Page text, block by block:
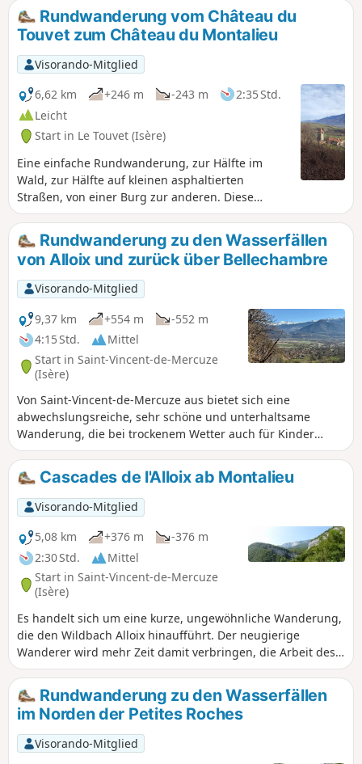
sehen ist.
Sombardier.
Rundwanderung vom Château du
Touvet zum Château du Montalieu
Visorando-Mitglied
6,62 km
+246 m -243 m
2:35 Std.
Leicht
Start in Le Touvet (Isère)
Eine einfache Rundwanderung, zur Hälfte im
Wald, zur Hälfte auf kleinen asphaltierten
Straßen, von einer Burg zur anderen. Diese
Rundwanderung lässt sich mit einer weiteren
Rundwanderung kombinieren: Von der Festung
La Frette zum Château du Touvet, als
Rundwanderung.
Rundwanderung zu den Wasserfällen
von Alloix und zurück über Bellechambre
Visorando-Mitglied
9,37 km
+554 m
-552 m
4:15 Std.
Mittel
Start in Saint-Vincent-de-Mercuze
(Isère)
Von Saint-Vincent-de-Mercuze aus bietet sich eine
abwechslungsreiche, sehr schöne und unterhaltsame
Wanderung, die bei trockenem Wetter auch für Kinder
geeignet ist. Achtung, der Aufstieg zum Bach Ruisseau
l'Alloix kann bei Regen sehr rutschig sein. Der größte Teil
der Strecke verläuft unter Bäumen. Angenehm bei heißem
Wetter, mit einer kleinen Pause auf halber Strecke, um sich
an der Moulin Tardy (Picknicktisch) zu stärken und im Alloix
zu baden. Am besten im Frühling, wenn viel Wasser
vorhanden ist, sind die Wasserfälle wunderschön.
Cascades de l'Alloix ab Montalieu
Visorando-Mitglied
5,08 km
+376 m
-376 m
2:30 Std.
Mittel
Start in Saint-Vincent-de-Mercuze
(Isère)
Es handelt sich um eine kurze, ungewöhnliche Wanderung,
die den Wildbach Alloix hinaufführt. Der neugierige
Wanderer wird mehr Zeit damit verbringen, die Arbeit des
Wassers zu bewundern, als zu laufen. Diese Wanderung
kann mit einem Spaziergang durch die Gassen des alten
Dorfes oder, wie es vor Ort heißt, „auf den Wegen von
früher“ enden, wo eine örtliche Markierung den Wanderer
leiten kann.
Rundwanderung zu den Wasserfällen
im Norden der Petites Roches
Visorando-Mitglied